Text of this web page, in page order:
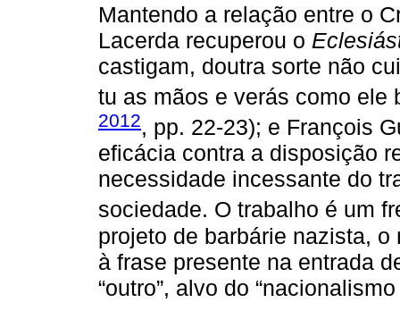
Mantendo a relação entre o
Lacerda recuperou o
castigam, doutra sorte não
tu as mãos e verás como ele
2012, pp. 22-23); e François
eficácia contra a disposição
necessidade incessante do
sociedade. O trabalho é um
projeto de barbárie nazista,
à frase presente na entrada
“outro”, alvo do